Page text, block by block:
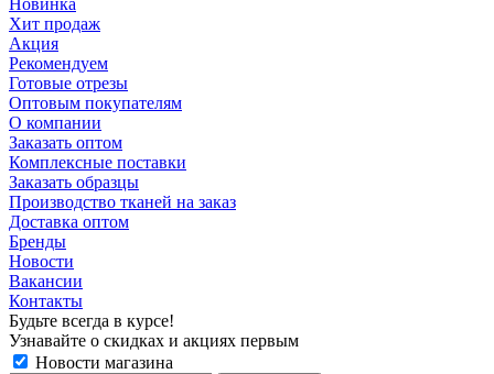
Новинка
Хит продаж
Акция
Рекомендуем
Готовые отрезы
Оптовым покупателям
О компании
Заказать оптом
Комплексные поставки
Заказать образцы
Производство тканей на заказ
Доставка оптом
Бренды
Новости
Вакансии
Контакты
Будьте всегда в курсе!
Узнавайте о скидках и акциях первым
Новости магазина